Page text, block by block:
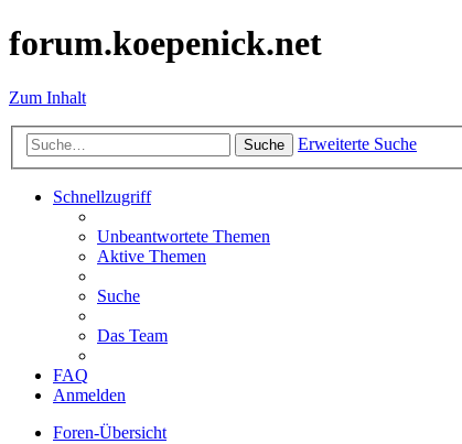
forum.koepenick.net
Zum Inhalt
Suche Erweiterte Suche
Schnellzugriff
Unbeantwortete Themen
Aktive Themen
Suche
Das Team
FAQ
Anmelden
Foren-Übersicht